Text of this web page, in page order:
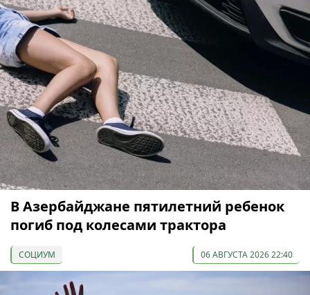
В Азербайджане пятилетний ребенок
погиб под колесами трактора
СОЦИУМ 06 АВГУСТА 2026 22:40